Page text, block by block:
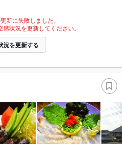
新に失敗しました。
状況を更新してください。
況を更新する